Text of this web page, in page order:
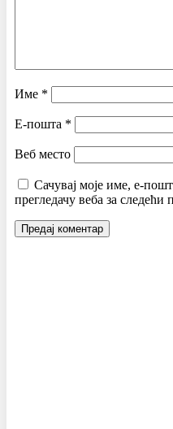
Име *
Е-пошта *
Веб место
Сачувај моје име, е-
прегледачу веба за